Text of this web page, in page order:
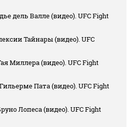
дель Валле (видео). UFC Fight
Тайнары (видео). UFC
Миллера (видео). UFC Fight
Пата (видео). UFC Fight
Лопеса (видео). UFC Fight